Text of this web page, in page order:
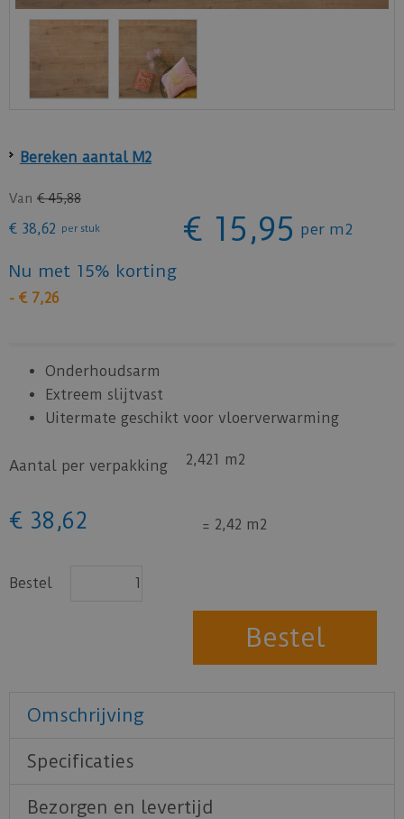
Bereken aantal M2
Van € 45,88
€ 38,62 per stuk € 15,95 per m2
Nu met 15% korting
- € 7,26
Onderhoudsarm
Extreem slijtvast
Uitermate geschikt voor vloerverwarming
Aantal per verpakking 2,421 m2
€ 38 ,62 = 2,42 m2
Bestel
Omschrijving
Specificaties
Bezorgen en levertijd